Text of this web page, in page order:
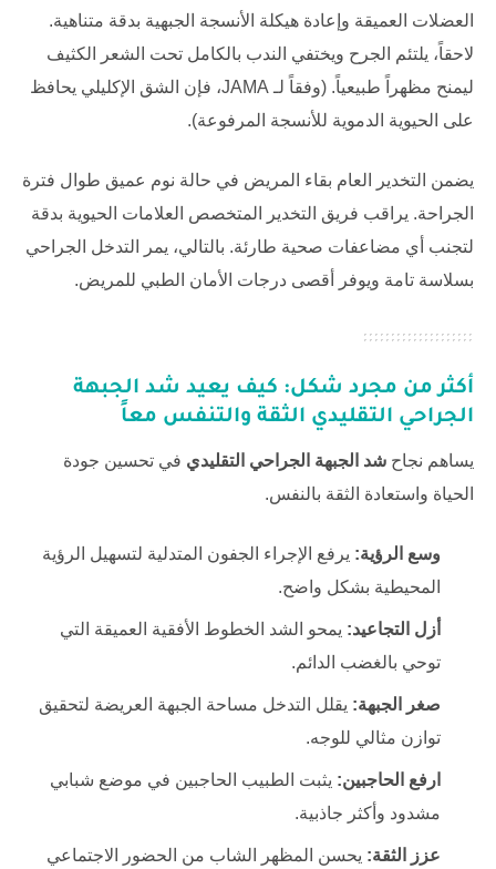
العضلات العميقة وإعادة هيكلة الأنسجة الجبهية بدقة متناهية.
لاحقاً، يلتئم الجرح ويختفي الندب بالكامل تحت الشعر الكثيف
ليمنح مظهراً طبيعياً. (وفقاً لـ JAMA، فإن الشق الإكليلي يحافظ
على الحيوية الدموية للأنسجة المرفوعة).
يضمن التخدير العام بقاء المريض في حالة نوم عميق طوال فترة
الجراحة. يراقب فريق التخدير المتخصص العلامات الحيوية بدقة
لتجنب أي مضاعفات صحية طارئة. بالتالي، يمر التدخل الجراحي
بسلاسة تامة ويوفر أقصى درجات الأمان الطبي للمريض.
أكثر من مجرد شكل: كيف يعيد شد الجبهة
الجراحي التقليدي الثقة والتنفس معاً
يساهم نجاح شد الجبهة الجراحي التقليدي في تحسين جودة
الحياة واستعادة الثقة بالنفس.
وسع الرؤية: يرفع الإجراء الجفون المتدلية لتسهيل الرؤية
المحيطية بشكل واضح.
أزل التجاعيد: يمحو الشد الخطوط الأفقية العميقة التي
توحي بالغضب الدائم.
صغر الجبهة: يقلل التدخل مساحة الجبهة العريضة لتحقيق
توازن مثالي للوجه.
ارفع الحاجبين: يثبت الطبيب الحاجبين في موضع شبابي
مشدود وأكثر جاذبية.
عزز الثقة: يحسن المظهر الشاب من الحضور الاجتماعي